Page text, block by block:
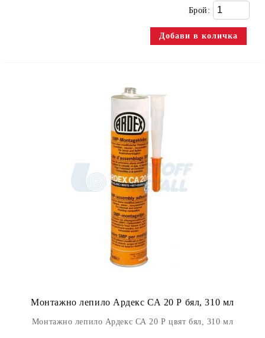
Брой:
Монтажно лепило Ардекс СА 20 Р бял, 310 мл
Монтажно лепило Ардекс СА 20 Р цвят бял, 310 мл